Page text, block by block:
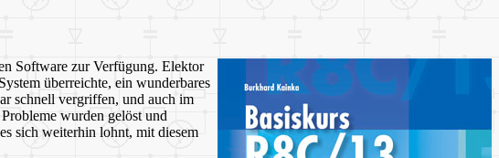
Software zur Verfügung. Elektor
überreichte, ein wunderbares
schnell vergriffen, und auch im
wurden gelöst und
sich weiterhin lohnt, mit diesem